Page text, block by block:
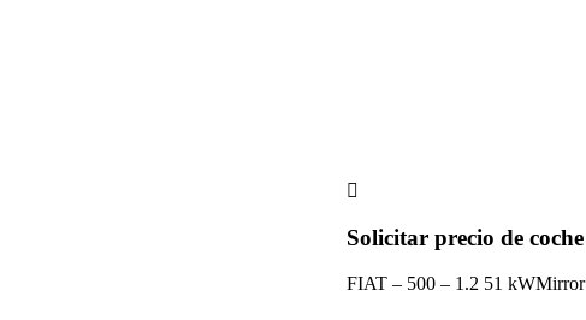
Solicitar precio de coche
FIAT – 500 – 1.2 51 kWMirror